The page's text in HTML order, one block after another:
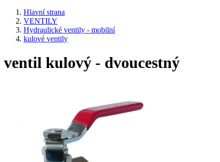
Hlavní strana
VENTILY
Hydraulické ventily - mobilní
kulové ventily
ventil kulový - dvoucestný